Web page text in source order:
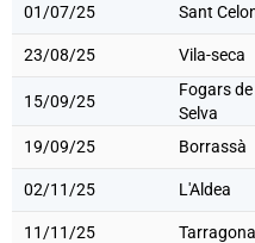
01/07/25 Sant
23/08/25 Vila-seca
15/09/25
Fogars de
Selva
19/09/25 Borrassà
02/11/25 L'Aldea
11/11/25 Tarragona